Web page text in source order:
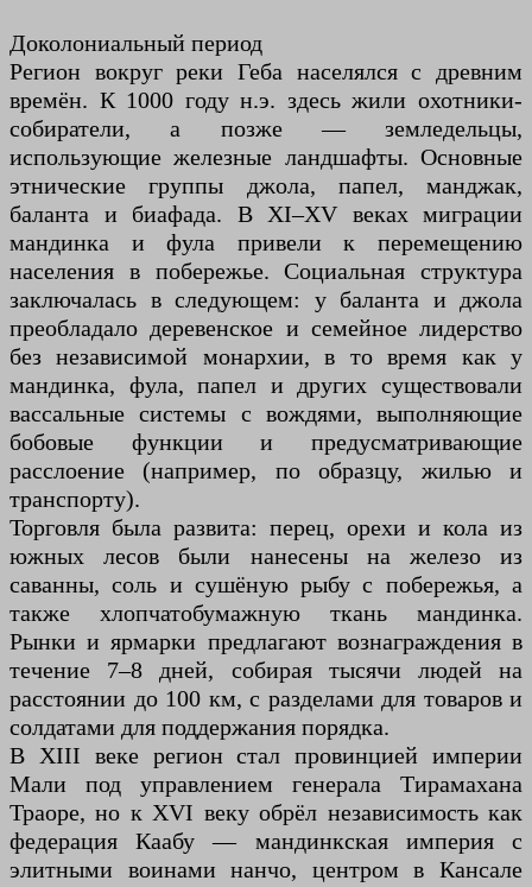
Доколониальный период
Регион вокруг реки Геба населялся с древним
времён. К 1000 году н.э. здесь жили охотники-
собиратели, а позже — земледельцы,
использующие железные ландшафты. Основные
этнические группы джола, папел, манджак,
баланта и биафада. В XI–XV веках миграции
мандинка и фула привели к перемещению
населения в побережье. Социальная структура
заключалась в следующем: у баланта и джола
преобладало деревенское и семейное лидерство
без независимой монархии, в то время как у
мандинка, фула, папел и других существовали
вассальные системы с вождями, выполняющие
бобовые функции и предусматривающие
расслоение (например, по образцу, жилью и
транспорту).
Торговля была развита: перец, орехи и кола из
южных лесов были нанесены на железо из
саванны, соль и сушёную рыбу с побережья, а
также хлопчатобумажную ткань мандинка.
Рынки и ярмарки предлагают вознаграждения в
течение 7–8 дней, собирая тысячи людей на
расстоянии до 100 км, с разделами для товаров и
солдатами для поддержания порядка.
В XIII веке регион стал провинцией империи
Мали под управлением генерала Тирамахана
Траоре, но к XVI веку обрёл независимость как
федерация Каабу — мандинкская империя с
элитными воинами нанчо, центром в Кансале